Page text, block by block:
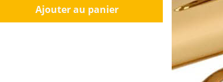
Ajouter au panier